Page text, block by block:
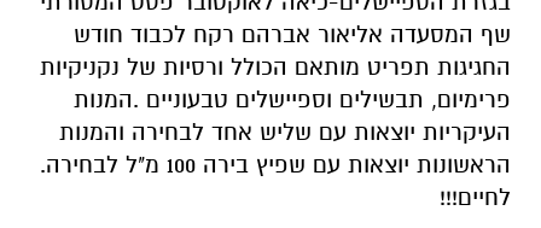
שף המסעדה אליאור אברהם רקח לכבוד חודש
החגיגות תפריט מותאם הכולל ורסיות של נקניקיות
פרימיום, תבשילים וספיישלים טבעוניים .המנות
העיקריות יוצאות עם שליש אחד לבחירה והמנות
הראשונות יוצאות עם שפיץ בירה 100 מ"ל לבחירה.
לחיים!!!